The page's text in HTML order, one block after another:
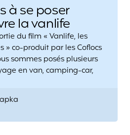
à se poser
la vanlife
du film « Vanlife, les
» co-produit par les Coflocs
sommes posés plusieurs
en van, camping-car,